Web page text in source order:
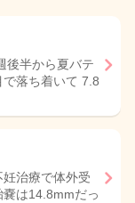
後半から夏バテ
落ち着いて 7.8
治療で体外受
は14.8mmだっ